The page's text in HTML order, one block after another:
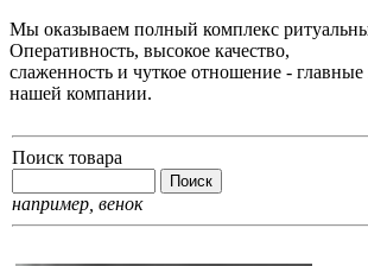
Мы оказываем полный комплекс
Оперативность, высокое качество,
слаженность и чуткое отношение - главные
нашей компании.
Поиск товара
например, венок